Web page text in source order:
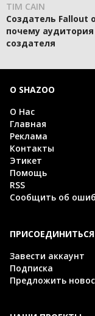
TIM CAIN
Создатель Fallout
почему
создателя
О SHAZOO
О Нас
Главная
Реклама
Контакты
Этикет
Помощь
RSS
Сообщить об
ПРИСОЕДИНИТЬСЯ
Завести аккаунт
Подписка
Предложить